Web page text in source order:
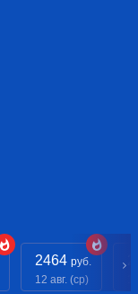
2464 руб.
12 авг. (ср)